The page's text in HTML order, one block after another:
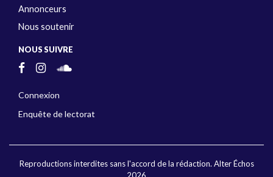
Annonceurs
Nous soutenir
NOUS SUIVRE
Connexion
Enquête de lectorat
Reproductions interdites sans l'accord de la rédaction. Alter Échos
2026